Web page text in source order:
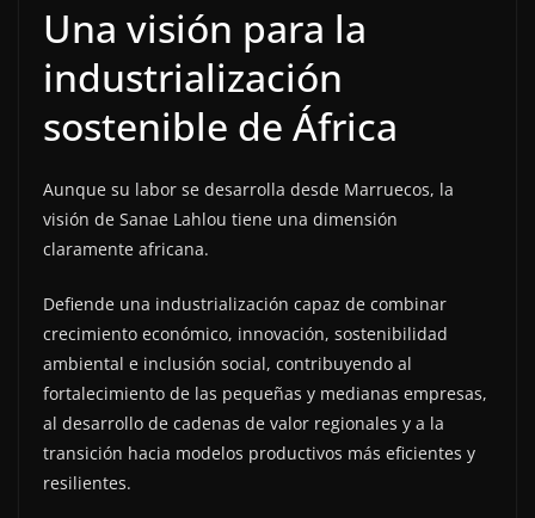
Una visión para la
industrialización
sostenible de África
Aunque su labor se desarrolla desde Marruecos, la
visión de Sanae Lahlou tiene una dimensión
claramente africana.
Defiende una industrialización capaz de combinar
crecimiento económico, innovación, sostenibilidad
ambiental e inclusión social, contribuyendo al
fortalecimiento de las pequeñas y medianas empresas,
al desarrollo de cadenas de valor regionales y a la
transición hacia modelos productivos más eficientes y
resilientes.